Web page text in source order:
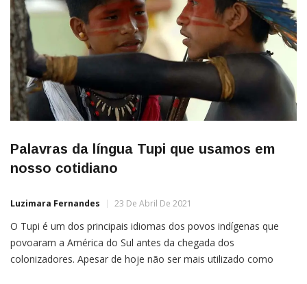
Palavras da língua Tupi que usamos em
nosso cotidiano
Luzimara Fernandes 23 De Abril De 2021
O Tupi é um dos principais idiomas dos povos indígenas que
povoaram a América do Sul antes da chegada dos
colonizadores. Apesar de hoje não ser mais utilizado como